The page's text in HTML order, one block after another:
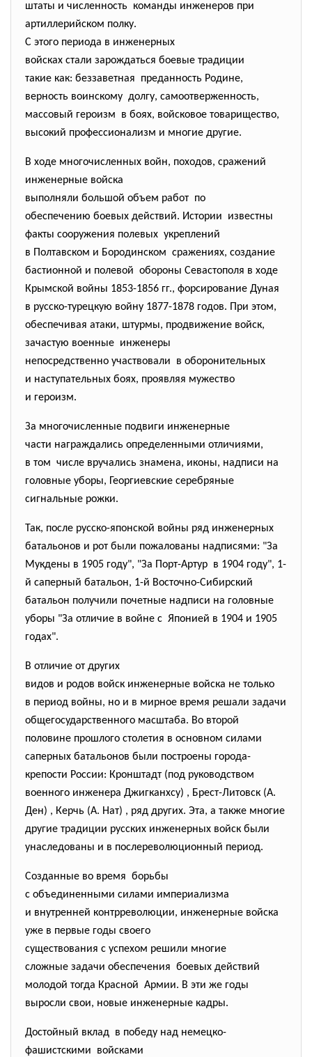
штаты и численность команды инженеров при
артиллерийском полку.
С этого периода в инженерных
войсках стали зарождаться боевые традиции
такие как: беззаветная преданность Родине,
верность воинскому долгу, самоотверженность,
массовый героизм в боях, войсковое товарищество,
высокий профессионализм и многие другие.
В ходе многочисленных войн, походов, сражений
инженерные войска
выполняли большой объем работ по
обеспечению боевых действий. Истории известны
факты сооружения полевых укреплений
в Полтавском и Бородинском сражениях, создание
бастионной и полевой обороны Севастополя в ходе
Крымской войны 1853-1856 гг., форсирование Дуная
в русско-турецкую войну 1877-1878 годов. При этом,
обеспечивая атаки, штурмы, продвижение войск,
зачастую военные инженеры
непосредственно участвовали в оборонительных
и наступательных боях, проявляя мужество
и героизм.
За многочисленные подвиги инженерные
части награждались определенными отличиями,
в том числе вручались знамена, иконы, надписи на
головные уборы, Георгиевские серебряные
сигнальные рожки.
Так, после русско-японской войны ряд инженерных
батальонов и рот были пожалованы надписями: "За
Мукдены в 1905 году", "За Порт-Артур в 1904 году", 1-
й саперный батальон, 1-й Восточно-Сибирский
батальон получили почетные надписи на головные
уборы "За отличие в войне с Японией в 1904 и 1905
годах".
В отличие от других
видов и родов войск инженерные войска не только
в период войны, но и в мирное время решали задачи
общегосударственного масштаба. Во второй
половине прошлого столетия в основном силами
саперных батальонов были построены города-
крепости России: Кронштадт (под руководством
военного инженера Джигканхсу) , Брест-Литовск (А.
Ден) , Керчь (А. Нат) , ряд других. Эта, а также многие
другие традиции русских инженерных войск были
унаследованы и в послереволюционный период.
Созданные во время борьбы
с объединенными силами империализма
и внутренней контрреволюции, инженерные войска
уже в первые годы своего
существования с успехом решили многие
сложные задачи обеспечения боевых действий
молодой тогда Красной Армии. В эти же годы
выросли свои, новые инженерные кадры.
Достойный вклад в победу над немецко-
фашистскими войсками